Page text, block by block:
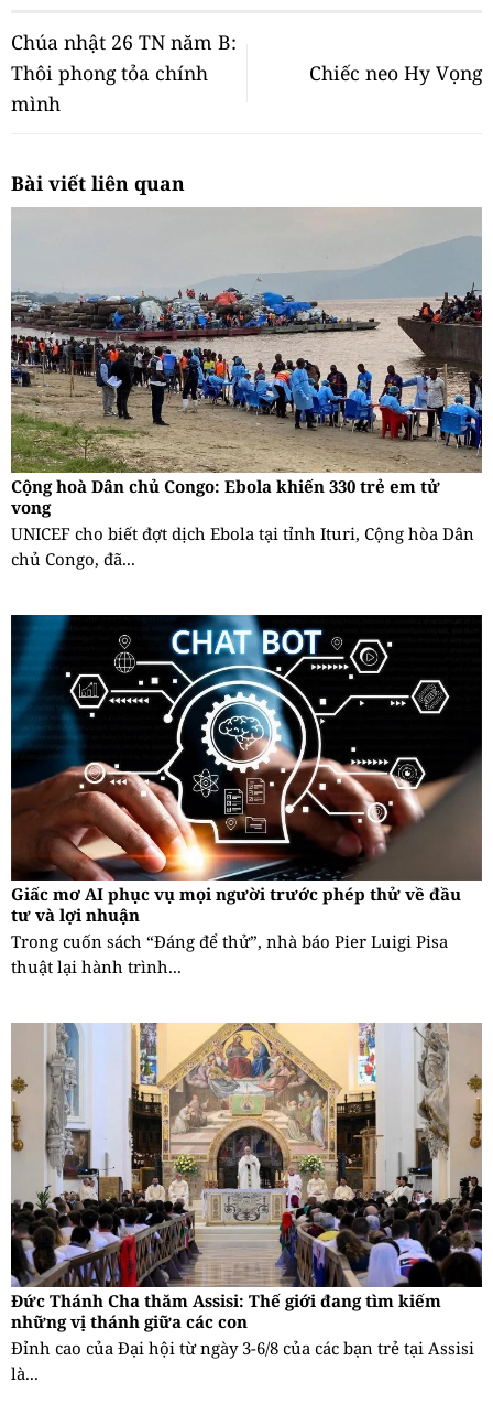
Chúa nhật 26 TN năm B:
Thôi phong tỏa chính
mình
Chiếc neo Hy Vọng
Bài viết liên quan
Cộng hoà Dân chủ Congo: Ebola khiến 330 trẻ em tử
vong
UNICEF cho biết đợt dịch Ebola tại tỉnh Ituri, Cộng hòa Dân
chủ Congo, đã...
Giấc mơ AI phục vụ mọi người trước phép thử về đầu
tư và lợi nhuận
Trong cuốn sách “Đáng để thử”, nhà báo Pier Luigi Pisa
thuật lại hành trình...
Đức Thánh Cha thăm Assisi: Thế giới đang tìm kiếm
những vị thánh giữa các con
Đỉnh cao của Đại hội từ ngày 3-6/8 của các bạn trẻ tại Assisi
là...